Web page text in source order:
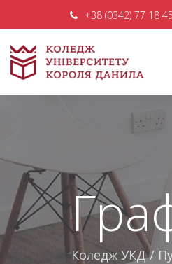
+38 (0342) 77 18 45
Коледж УКД/